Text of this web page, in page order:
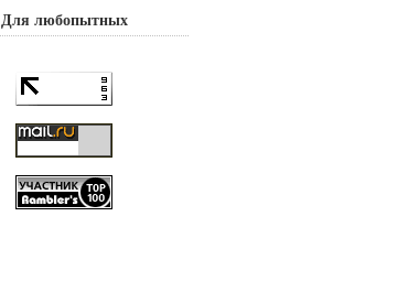
Для любопытных